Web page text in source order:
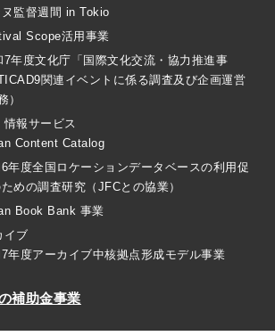
ヌ監督週間 in Tokio
Scope活用事業
7年度文化庁「国際文化交流・協力推進事
関連イベントに係る調査及び企画運営
）
情報サービス
Content Catalog
6年度全国ロケーションデータベースの利用促
めの調査研究（JFCとの協業）
Book Bank 事業
イブ
7年度アーカイブ中核拠点形成モデル事業
補助金事業